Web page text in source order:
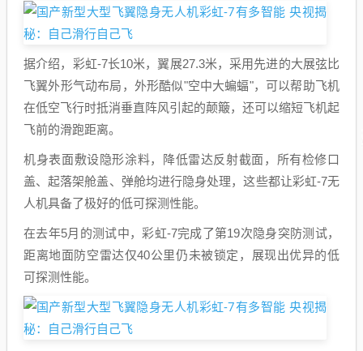
据介绍，彩虹-7长10米，翼展27.3米，采用先进的大展弦比
飞翼外形气动布局，外形酷似"空中大蝙蝠"，可以帮助飞机
在低空飞行时抵消垂直阵风引起的颠簸，还可以缩短飞机起
飞前的滑跑距离。
机身表面敷设隐形涂料，降低雷达反射截面，所有检修口
盖、起落架舱盖、弹舱均进行隐身处理，这些都让彩虹-7无
人机具备了极好的低可探测性能。
在去年5月的测试中，彩虹-7完成了第19次隐身突防测试，
距离地面防空雷达仅40公里仍未被锁定，展现出优异的低
可探测性能。